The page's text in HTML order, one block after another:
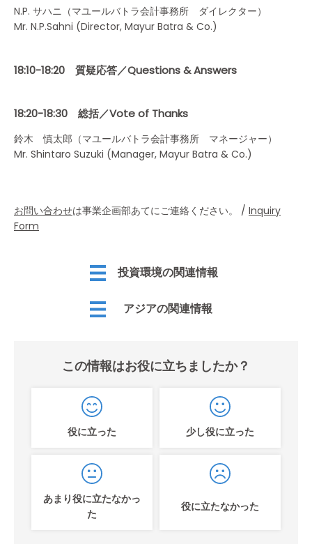
N.P. サハニ（マユールバトラ会計事務所 ダイレクター）
Mr. N.P.Sahni (Director, Mayur Batra & Co.)
18:10-18:20 質疑応答／Questions & Answers
18:20-18:30 総括／Vote of Thanks
鈴木 慎太郎（マユールバトラ会計事務所 マネージャー）
Mr. Shintaro Suzuki (Manager, Mayur Batra & Co.)
お問い合わせは事業企画部あてにご連絡ください。 / Inquiry
Form
投資環境の関連情報
アジアの関連情報
この情報はお役に立ちましたか？
役に立った 少し役に立った
あまり役に立たなかっ
た
役に立たなかった